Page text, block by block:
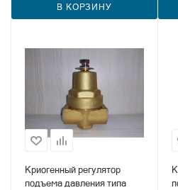
В КОРЗИНУ
Криогенный регулятор
подъема давления типа